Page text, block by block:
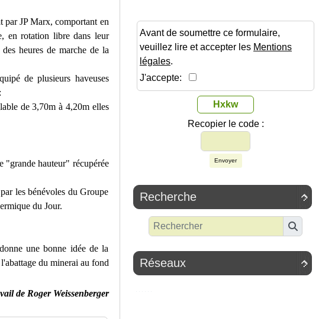
par JP Marx, comportant en
en rotation libre dans leur
heures de marche de la
de plusieurs haveuses
de 3,70m à 4,20m elles
hauteur" récupérée
les bénévoles du Groupe
du Jour.
une bonne idée de la
du minerai au fond
de Roger Weissenberger
Avant de soumettre ce formulaire,
veuillez lire et accepter les Mentions
légales.
J'accepte:
Hxkw
Recopier le code :
Envoyer

Recherche

Réseaux